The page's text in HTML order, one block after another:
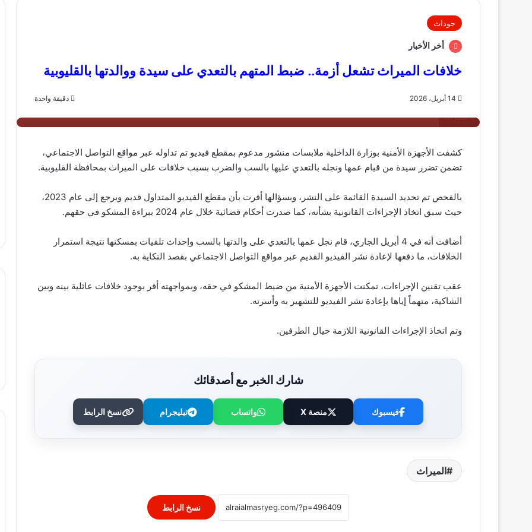
حوداث
أخر الأخبار
خلافات الميراث تشعل أزمة.. ضبط المتهم بالتعدي على سيدة ووالدتها بالقليوبية
14 أبريل، 2026 دقيقة واحدة
الميراث
كشفت الأجهزة الأمنية بوزارة الداخلية ملابسات منشور مدعوم بمقطع فيديو تم تداوله عبر مواقع التواصل الاجتماعي،
تضمن تضرر سيدة من قيام عمها ونجله بالتعدي عليها بالسب والضرب بسبب خلافات على الميراث بمحافظة القليوبية.
بالفحص تم تحديد السيدة القائمة على النشر، وبسؤالها أقرت بأن مقطع الفيديو المتداول قديم ويرجع إلى عام 2023،
حيث سبق اتخاذ الإجراءات القانونية بشأنه، كما صدرت أحكام قضائية خلال عام 2024 ببراءة المشكو في حقهم.
أضافت أنه في 4 أبريل الجاري، قام نجل عمها بالتعدي على والدتها بالسب وإحداث تلفيات بمسكنها نتيجة استمرار
الخلافات، ما دفعها لإعادة نشر الفيديو القديم عبر مواقع التواصل الاجتماعي بقصد النكاية به.
عقب تقنين الإجراءات، تمكنت الأجهزة الأمنية من ضبط المشكو في حقه، وبمواجهته أقر بوجود خلافات عائلية بينه وبين
الشاكية، متهماً إياها بإعادة نشر الفيديو للتشهير به وأسرته.
وتم اتخاذ الإجراءات القانونية اللازمة حيال الطرفين.
شارك الخبر مع أصدقائك
فيسبوك منصة X واتساب تيليجرام نسخ الرابط
الميراث
نسخ الرابط